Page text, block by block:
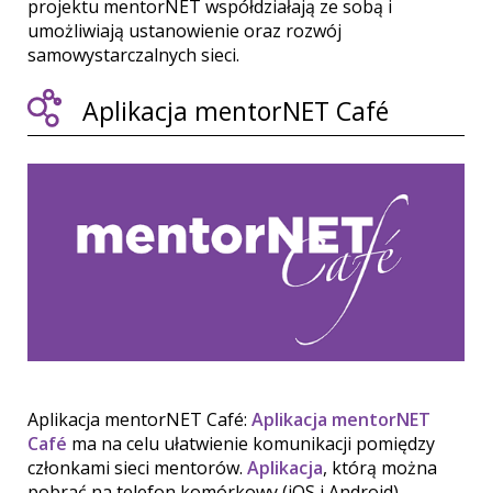
projektu mentorNET współdziałają ze sobą i
umożliwiają ustanowienie oraz rozwój
samowystarczalnych sieci.
Aplikacja mentorNET Café
Aplikacja mentorNET Café: Aplikacja mentorNET
Café ma na celu ułatwienie komunikacji pomiędzy
członkami sieci mentorów. Aplikacja, którą można